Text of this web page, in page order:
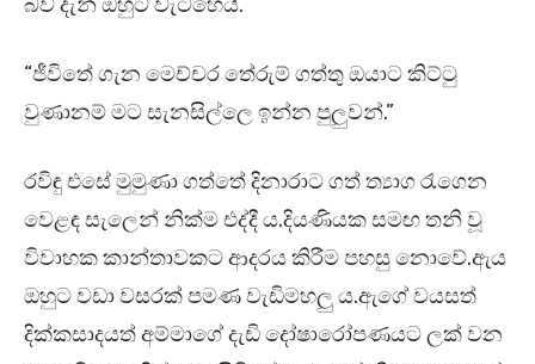
“ජීවිතේ ගැන මෙච්චර තේරුම් ගත්තු ඔයාට කිට්ටු
වුණානම් මට සැනසිල්ලෙ ඉන්න පුලුවන්.”
රවිඳු එසේ මුමුණා ගත්තේ දිනාරාට ගත් ත්‍යාග රැගෙන
වෙළඳ සැලෙන් නික්ම එද්දී ය.දියණියක සමඟ තනි වූ
විවාහක කාන්තාවකට ආදරය කිරීම පහසු නොවේ.ඇය
ඔහුට වඩා වසරක් පමණ වැඩිමහලු ය.ඇගේ වයසත්
දික්කසාදයත් අම්මාගේ දැඩි දෝෂාරෝපණයට ලක් වන